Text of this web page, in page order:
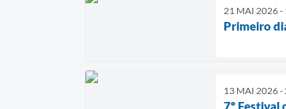
21 MAI 2026 -
Primeiro
13 MAI 2026 -
7º Festival